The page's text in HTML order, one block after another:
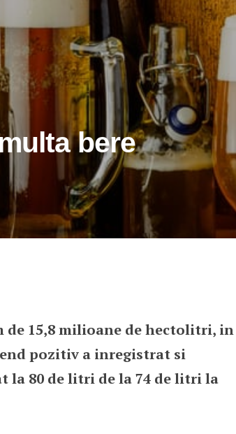
bere
15,8 milioane de hectolitri, in
pozitiv a inregistrat si
la 80 de litri de la 74 de litri la